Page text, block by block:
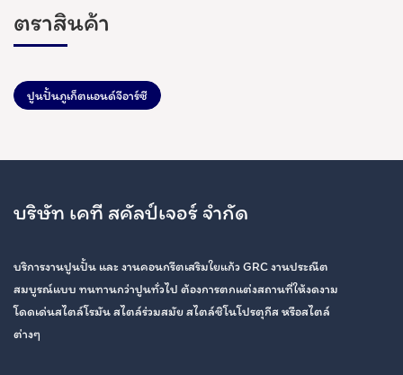
ตราสินค้า
ปูนปั้นภูเก็ตแอนด์จีอาร์ซี
บริษัท เคที สคัลป์เจอร์ จำกัด
บริการงานปูนปั้น และ งานคอนกรีตเสริมใยแก้ว GRC งานประณีต
สมบูรณ์แบบ ทนทานกว่าปูนทั่วไป ต้องการตกแต่งสถานที่ให้งดงาม
โดดเด่นสไตล์โรมัน สไตล์ร่วมสมัย สไตล์ชิโนโปรตุกีส หรือสไตล์
ต่างๆ